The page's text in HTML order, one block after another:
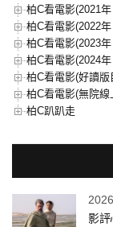
柏C看電影(2021
柏C看電影(2022
柏C看電影(2023
柏C看電影(2024
柏C看電影(好讀版
柏C看電影(無院線
柏C趴趴走
影評